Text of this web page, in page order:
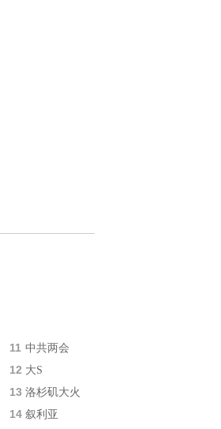
11 中共两会
12 大S
13 洛杉矶大火
14 叙利亚